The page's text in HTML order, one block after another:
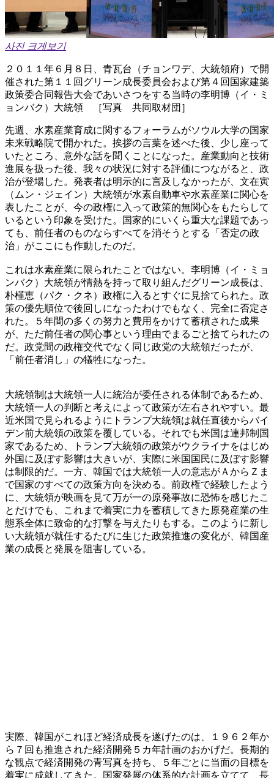
사진 크게보기
２０１１年６月８日、青瓦台（チョンワデ、大統領府）で開
催された第１１回グリーン成長委員会および第４回国家建築
政策委合同報告大会であいさつをする当時の李明博（イ・ミ
ョンバク）大統領 ［写真 共同取材団］
先週、水素産業育成に関するフォーラムがソウル大学の国家
未来戦略院で開かれた。挨拶の言葉を述べた後、少し座って
いたところ、意外な話を聞くことになった。産業動向と技術
進展を扱った後、我々の状況に対する評価につながると、政
治が登場した。発表者は明示的に言及しなかったが、文在寅
（ムン・ジェイン）大統領が水素自動車や水素産業に関心を
表したことが、今の政権に入って政策的無関心をもたらして
いるという印象を受けた。国家的にいくら重大な課題であっ
ても、前任者のものならすべてを消そうとする「否定の政
治」がここにも作動したのだ。
これは水素産業に限られたことではない。李明博（イ・ミョ
ンバク）大統領が情熱を持って取り組んだグリーン成長は、
朴槿恵（パク・クネ）政権に入るとすぐに見捨てられた。政
策の優先順位で後回しになったわけでもなく、完全に否定さ
れた。５年間の多くの努力と費用をかけて蓄積された成果
が、ただ前任者の関心事という理由でまるごと捨てられたの
だ。政党間の政権交代でなく同じ政党の大統領だったが、
「前任者消し」の犠牲になった。
大統領制は大統領一人に統治が委任される体制であるため、
大統領一人の判断と考えによって政策が左右されやすい。最
近米国で見られるようにトランプ大統領は就任直後からバイ
デン前大統領の政策を覆している。それでも米国は連邦制国
家であるため、トランプ大統領の政策がウクライナをはじめ
外国に及ぼす影響は大きいが、実際に米国国民に及ぼす影響
は制限的だ。一方、韓国では大統領一人の意志がＡからＺま
で国家のすべての政策方向を決める。前政権で経験したよう
に、大統領が映画を見て万が一の原発事故に恐怖を感じたこ
とだけでも、これまで着実に力を蓄積してきた原発産業の生
態系全体に致命的な打撃を与えたりもする。このように新し
い大統領が就任するたびに生じた政策推進の変化が、韓国産
業の成長と発展を阻害している。
実際、韓国がこれほど経済成長を遂げたのは、１９６２年か
ら７回も推進された経済開発５カ年計画のおかげだ。長期的
な観点で経済開発の青写真を持ち、５年ごとに当面の目標を
着実に成就してきた。国家発展の体系的な計画を立てて、長